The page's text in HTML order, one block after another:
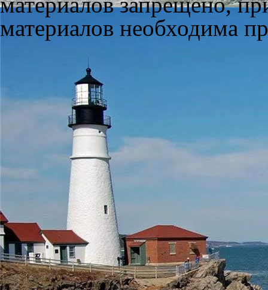
материалов необходима